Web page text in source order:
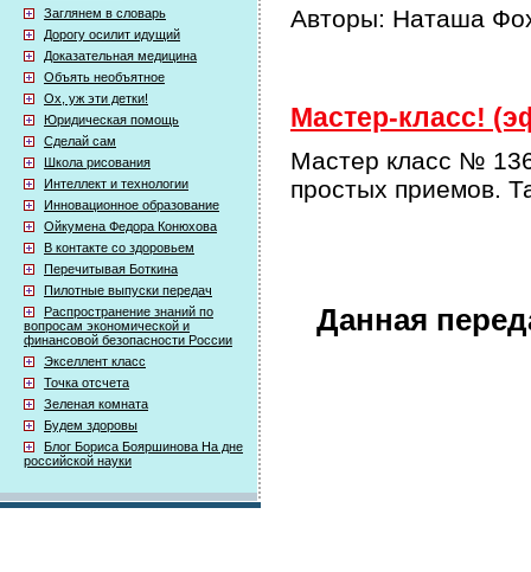
Заглянем в словарь
Дорогу осилит идущий
Доказательная медицина
Объять необъятное
Ох, уж эти детки!
Юридическая помощь
Сделай сам
Школа рисования
Интеллект и технологии
Инновационное образование
Ойкумена Федора Конюхова
В контакте со здоровьем
Перечитывая Боткина
Пилотные выпуски передач
Распространение знаний по
вопросам экономической и
финансовой безопасности России
Экселлент класс
Точка отсчета
Зеленая комната
Будем здоровы
Блог Бориса Бояршинова На дне
российской науки
Авторы: Наташа
Мастер-класс!
Мастер класс №
простых приемов.
Данная